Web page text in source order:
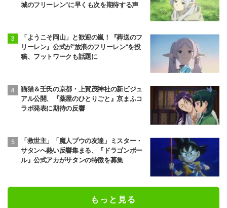
城のフリーレン”に早くも次を期待する声
「ようこそ岡山」と歓迎の嵐！『葬送のフ
リーレン』公式が“放浪のフリーレン”を投
稿、フットワークも話題に
猫猫＆壬氏の京都・上賀茂神社の新ビジュ
アル公開、『薬屋のひとりごと』京まふコ
ラボ発表に期待の反響
「救世主」「魔人ブウの友達」ミスター・
サタンへ熱い反響集まる、『ドラゴンボー
ル』公式アカがサタンの特徴を募集
もっと見る